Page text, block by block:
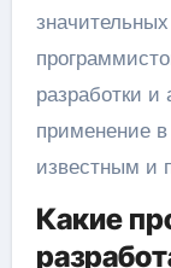
разработки
применение
известным и
Какие